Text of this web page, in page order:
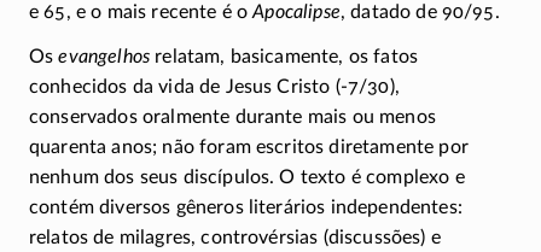
e 65, e o mais recente é oApocalipse, datado de 90/95.
Osevangelhos relatam, basicamente, os fatos
conhecidos da vida de Jesus Cristo (-7/30),
conservados oralmente durante mais ou menos
quarenta anos; não foram escritos diretamente por
nenhum dos seus discípulos. O texto é complexo e
contém diversos gêneros literários independentes:
relatos de milagres, controvérsias (discussões) e